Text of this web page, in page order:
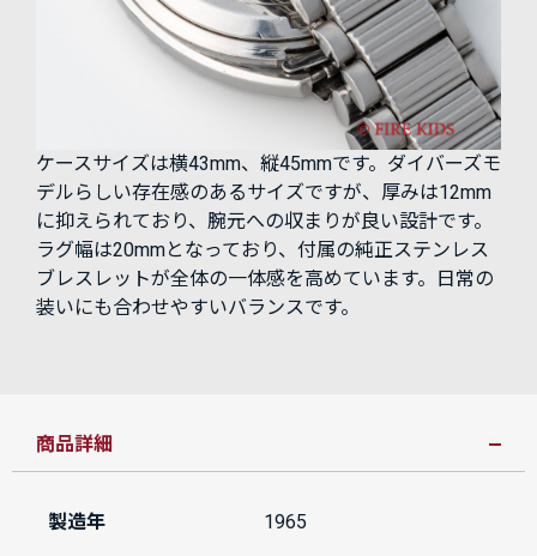
ケースサイズは横43mm、縦45mmです。ダイバーズモ
デルらしい存在感のあるサイズですが、厚みは12mm
に抑えられており、腕元への収まりが良い設計です。
ラグ幅は20mmとなっており、付属の純正ステンレス
ブレスレットが全体の一体感を高めています。日常の
装いにも合わせやすいバランスです。
商品詳細
製造年 1965